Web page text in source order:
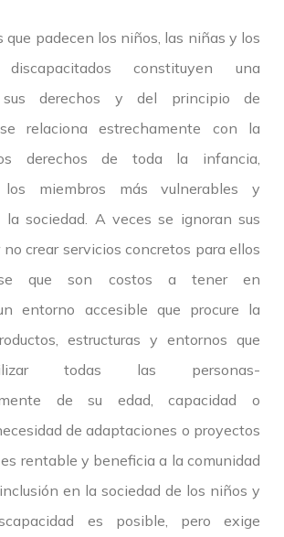
que padecen los niños, las niñas y los
discapacitados constituyen una
derechos y del principio de
relaciona estrechamente con la
derechos de toda la infancia,
miembros más vulnerables y
la sociedad. A veces se ignoran sus
crear servicios concretos para ellos
que son costos a tener en
entorno accesible que procure la
estructuras y entornos que
todas las personas-
de su edad, capacidad o
de adaptaciones o proyectos
rentable y beneficia a la comunidad
en la sociedad de los niños y
es posible, pero exige